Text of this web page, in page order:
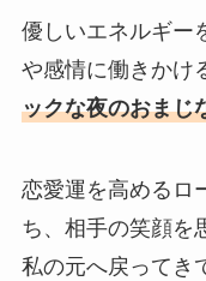
優しいエネルギー
や感情に働きかけ
ックな夜のおまじ
恋愛運を高めるロ
ち、相手の笑顔を
私の元へ戻ってき